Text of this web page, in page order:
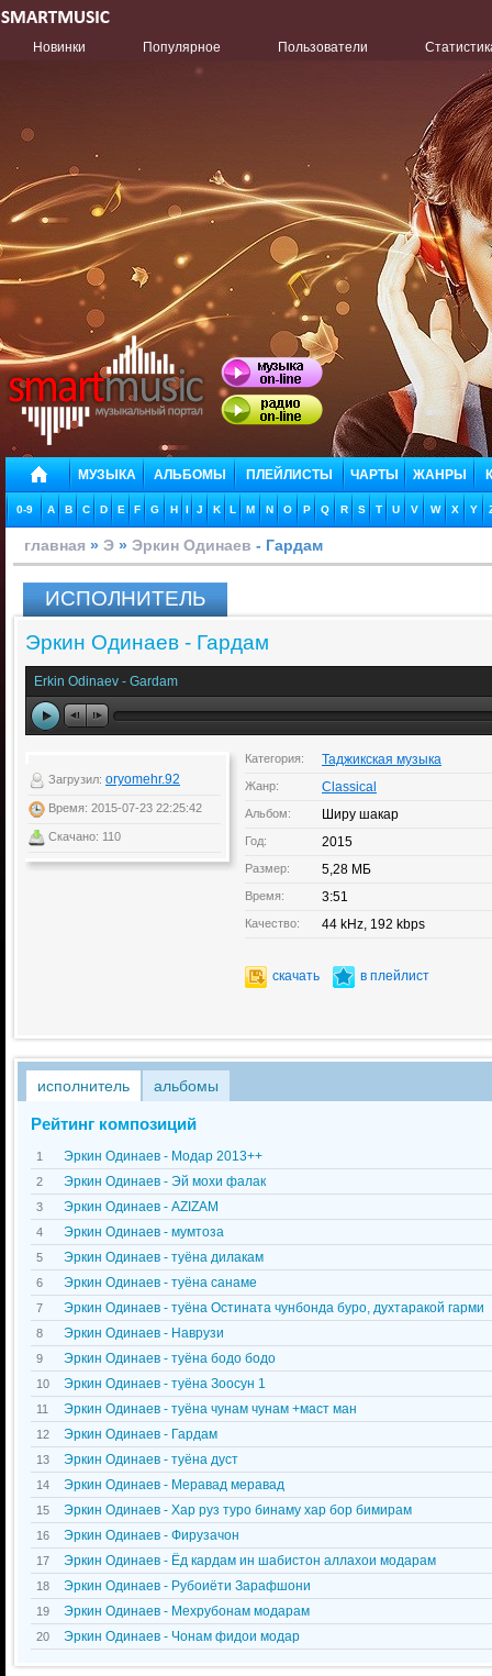
Новинки Популярное Пользователи
МУЗЫКА АЛЬБОМЫ ПЛЕЙЛИСТЫ ЧАРТЫ ЖАНРЫ
0-9 A B C D E F G H I J K L M N O P Q R S T U V W X Y
главная » Э » Эркин Одинаев - Гардам
ИСПОЛНИТЕЛЬ
Эркин Одинаев - Гардам
Erkin Odinaev - Gardam
Загрузил: oryomehr.92
Время: 2015-07-23 22:25:42
Скачано: 110
Категория: Таджикская музыка
Жанр: Classical
Альбом: Ширу шакар
Год: 2015
Размер: 5,28 МБ
Время: 3:51
Качество: 44 kHz, 192 kbps
скачать в плейлист
исполнитель альбомы
Рейтинг композиций
1 Эркин Одинаев - Модар 2013++
2 Эркин Одинаев - Эй мохи фалак
3 Эркин Одинаев - AZIZAM
4 Эркин Одинаев - мумтоза
5 Эркин Одинаев - туёна дилакам
6 Эркин Одинаев - туёна санаме
7 Эркин Одинаев - туёна Остината чунбонда буро, духтаракой гарми
8 Эркин Одинаев - Наврузи
9 Эркин Одинаев - туёна бодо бодо
10 Эркин Одинаев - туёна Зоосун 1
11 Эркин Одинаев - туёна чунам чунам +маст ман
12 Эркин Одинаев - Гардам
13 Эркин Одинаев - туёна дуст
14 Эркин Одинаев - Меравад меравад
15 Эркин Одинаев - Хар руз туро бинаму хар бор бимирам
16 Эркин Одинаев - Фирузачон
17 Эркин Одинаев - Ёд кардам ин шабистон аллахои модарам
18 Эркин Одинаев - Рубоиёти Зарафшони
19 Эркин Одинаев - Мехрубонам модарам
20 Эркин Одинаев - Чонам фидои модар